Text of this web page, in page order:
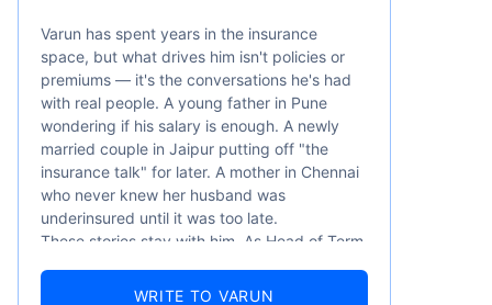
Varun has spent years in the insurance
space, but what drives him isn't policies or
premiums — it's the conversations he's had
with real people. A young father in Pune
wondering if his salary is enough. A newly
married couple in Jaipur putting off "the
insurance talk" for later. A mother in Chennai
who never knew her husband was
underinsured until it was too late.
These stories stay with him. As Head of Term
numbers well — 52.4% of Indians are aware
WRITE TO VARUN
కవరేజ్. *₹630/నెల 1 కోటి టర్మ్
1 కోటి టర్మ్ లైఫ్ ఇన్సూరెన్స్‌కు